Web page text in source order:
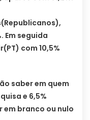
Em seguida
com 10,5%
saber em quem
e 6,5%
branco ou nulo